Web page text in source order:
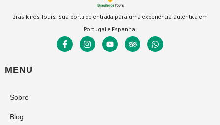
Brasileiros Tours: Sua porta de entrada para uma experiência autêntica em
Portugal e Espanha.
MENU
Sobre
Blog